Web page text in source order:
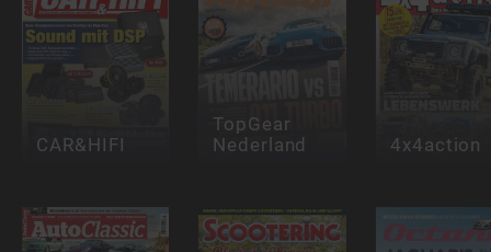
CAR&HIFI
TopGear
Nederland 4x4action